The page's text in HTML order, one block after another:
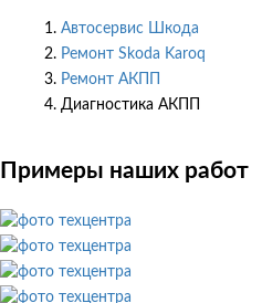
Автосервис Шкода
Ремонт Skoda Karoq
Ремонт АКПП
Диагностика АКПП
Примеры наших работ